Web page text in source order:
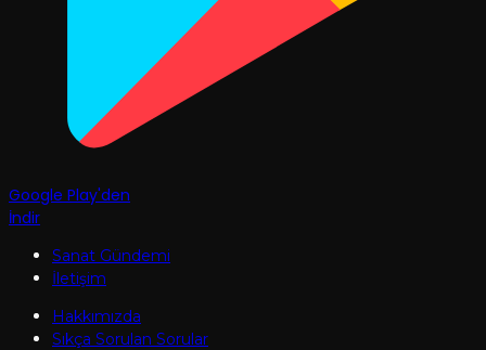
Google Play'den
İndir
Sanat Gündemi
İletişim
Hakkımızda
Sıkça Sorulan Sorular